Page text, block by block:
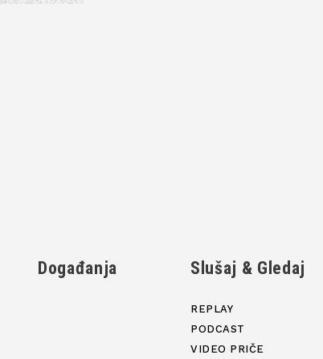
Događanja Slušaj & Gledaj
REPLAY
PODCAST
VIDEO PRIČE